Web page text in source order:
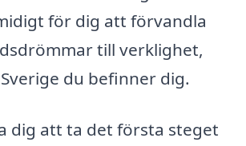
för dig att förvandla
till verklighet,
du befinner dig.
dig att ta det första steget